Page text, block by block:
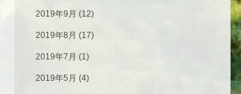
2019年9月 (12)
2019年8月 (17)
2019年7月 (1)
2019年5月 (4)